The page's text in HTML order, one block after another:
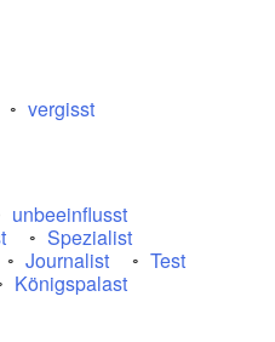
vergisst
unbeeinflusst
Spezialist
Journalist
Test
Königspalast